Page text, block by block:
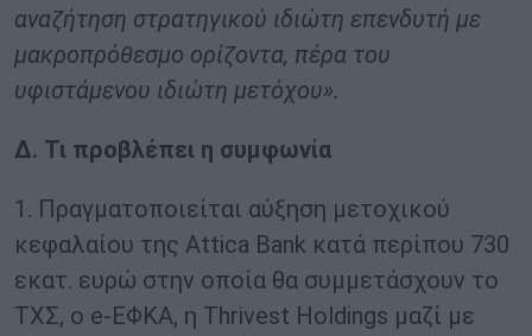
αναζήτηση στρατηγικού ιδιώτη επενδυτή με
μακροπρόθεσμο ορίζοντα, πέρα του
υφιστάμενου ιδιώτη μετόχου».
Δ. Τι προβλέπει η συμφωνία
1. Πραγματοποιείται αύξηση μετοχικού
κεφαλαίου της Attica Bank κατά περίπου 730
εκατ. ευρώ στην οποία θα συμμετάσχουν το
ΤΧΣ, ο e-ΕΦΚΑ, η Thrivest Holdings μαζί με